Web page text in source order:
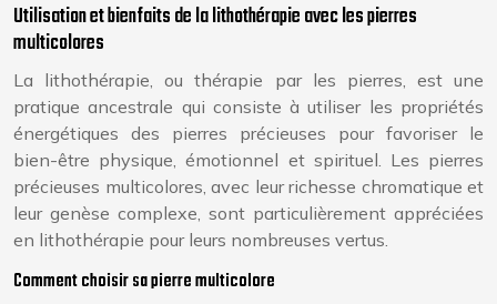
Utilisation et bienfaits de la lithothérapie avec les pierres
multicolores
La lithothérapie, ou thérapie par les pierres, est une
pratique ancestrale qui consiste à utiliser les propriétés
énergétiques des pierres précieuses pour favoriser le
bien-être physique, émotionnel et spirituel. Les pierres
précieuses multicolores, avec leur richesse chromatique et
leur genèse complexe, sont particulièrement appréciées
en lithothérapie pour leurs nombreuses vertus.
Comment choisir sa pierre multicolore